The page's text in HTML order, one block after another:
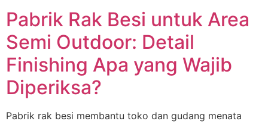
Pabrik Rak Besi untuk Area
Semi Outdoor: Detail
Finishing Apa yang Wajib
Diperiksa?
Pabrik rak besi membantu toko dan gudang menata